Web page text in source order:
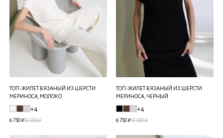
ТОП-ЖИЛЕТ ВЯЗАНЫЙ ИЗ ШЕРСТИ
МЕРИНОСА, МОЛОКО
+4
6 750 ₽13 500 ₽
ТОП-ЖИЛЕТ ВЯЗАНЫЙ ИЗ ШЕРСТИ
МЕРИНОСА, ЧЕРНЫЙ
+4
6 750 ₽13 500 ₽